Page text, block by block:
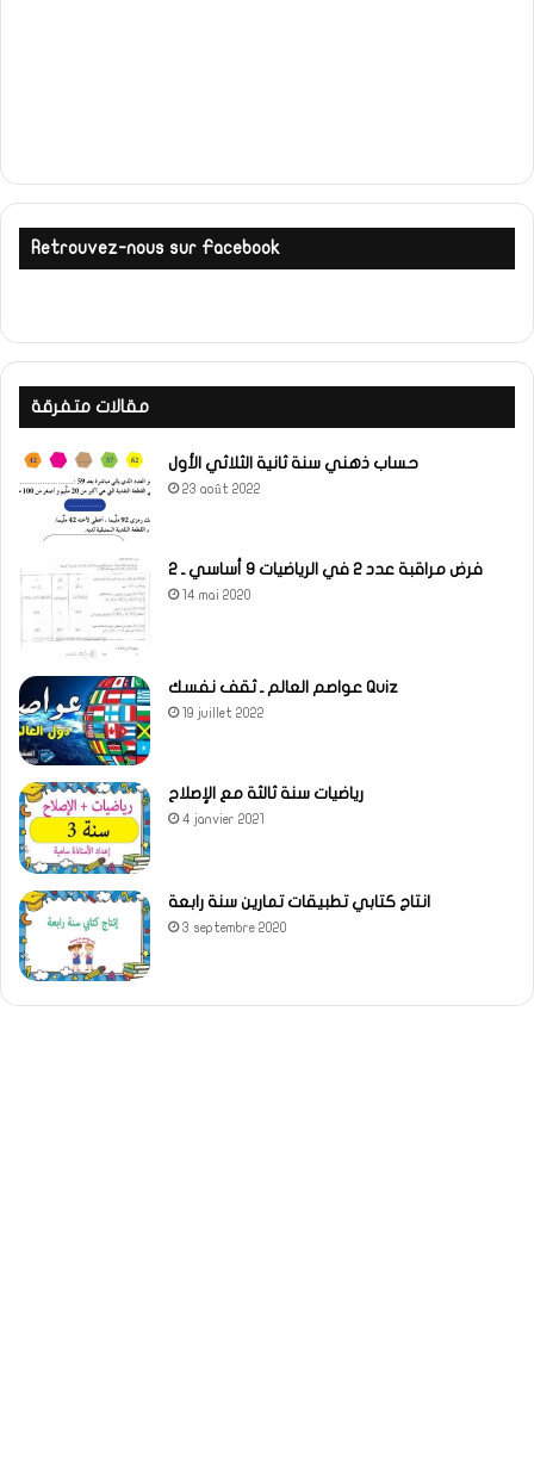
Retrouvez-nous sur Facebook
مقالات متفرقة
حساب ذهني سنة ثانية الثلاثي الأول
23 août 2022
فرض مراقبة عدد 2 في الرياضيات 9 أساسي ـ 2
14 mai 2020
عواصم العالم ـ ثقف نفسك Quiz
19 juillet 2022
رياضيات سنة ثالثة مع الإصلاح
4 janvier 2021
انتاج كتابي تطبيقات تمارين سنة رابعة
3 septembre 2020